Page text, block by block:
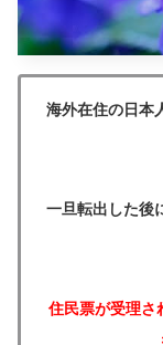
海外在住の日本
一旦転出した後
住民票が受理さ